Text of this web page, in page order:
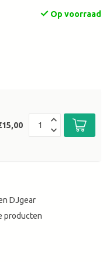
Op voorraad
DJgear
producten